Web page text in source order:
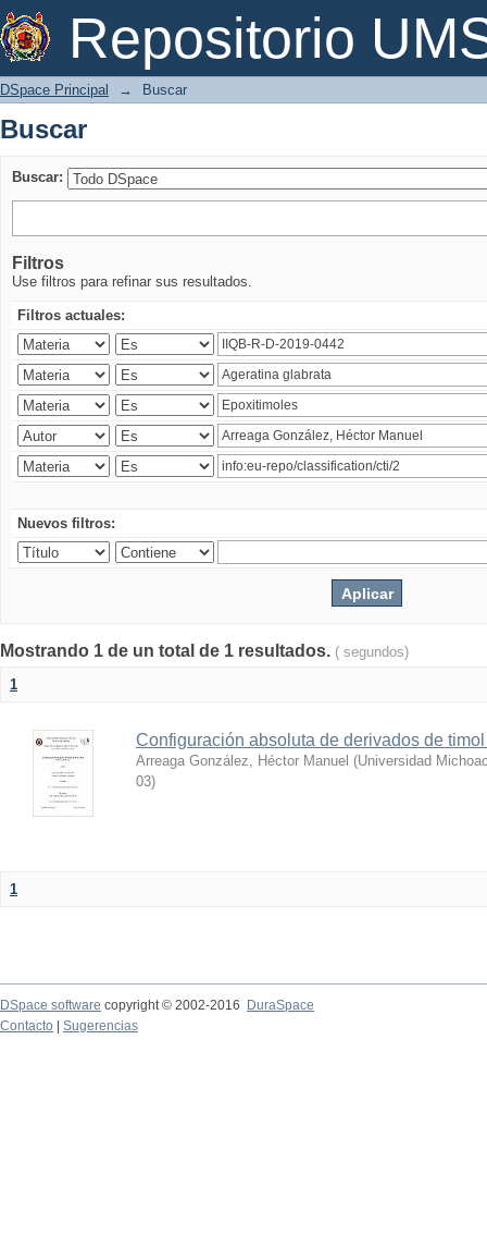
Repositorio
Buscar
DSpace Principal → Buscar
Buscar
Buscar:
Filtros
Use filtros para refinar sus resultados.
Filtros actuales:
Nuevos filtros:
Mostrando 1 de un total de 1 resultados. ( segundos)
1
Configuración absoluta de derivados de
Arreaga González, Héctor Manuel (Universidad
03)
1
DSpace software copyright © 2002-2016
DuraSpace
Contacto
Sugerencias